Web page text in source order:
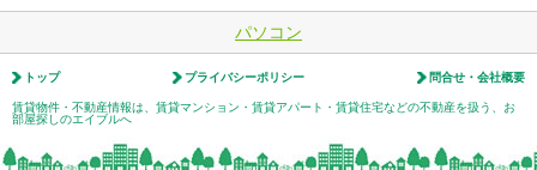
パソコン
トップ プライバシーポリシー 問合せ・会社概要
賃貸物件・不動産情報は、賃貸マンション・賃貸アパート・賃貸住宅などの不動産を扱う、お
部屋探しのエイブルへ